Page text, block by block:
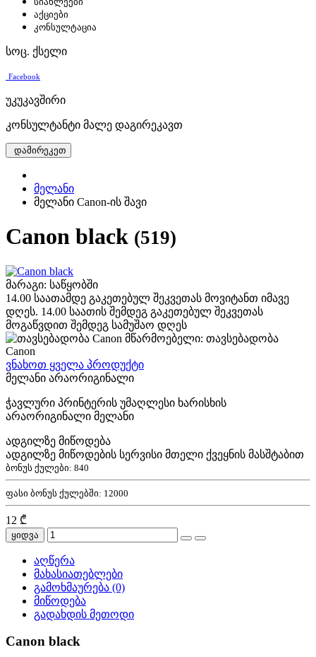
აქციები
კონსულტაცია
სოც. ქსელი
Facebook
უკუკავშირი
კონსულტანტი მალე დაგირეკავთ
დამირეკეთ
მელანი
მელანი Canon-ის შავი
Canon black (519)
მარაგი: საწყობში
14.00 საათამდე გაკეთებულ შეკვეთას მოვიტანთ იმავე
დღეს. 14.00 საათის შემდეგ გაკეთებულ შეკვეთას
მოგაწვდით შემდეგ სამუშაო დღეს
მწარმოებელი: თავსებადობა
Canon
ვნახოთ ყველა პროდუქტი
მელანი არაორიგინალი
ჭავლური პრინტერის უმაღლესი ხარისხის
არაორიგინალი მელანი
ადგილზე მიწოდება
ადგილზე მიწოდების სერვისი მთელი ქვეყნის მასშტაბით
ბონუს ქულები: 840
ფასი ბონუს ქულებში: 12000
12 ₾
ყიდვა
აღწერა
მახასიათებლები
გამოხმაურება (0)
მიწოდება
გადახდის მეთოდი
Canon black